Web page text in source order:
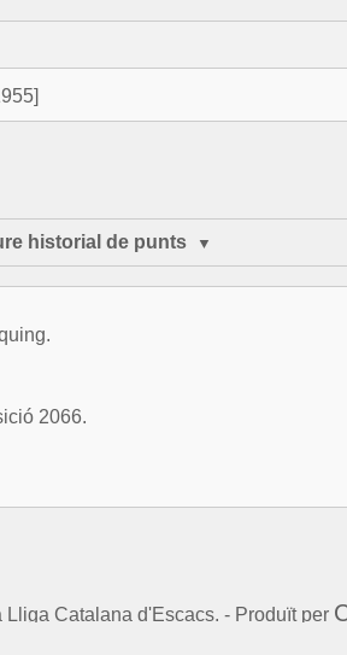
historial de punts
2066.
Catalana d'Escacs. - Produït per